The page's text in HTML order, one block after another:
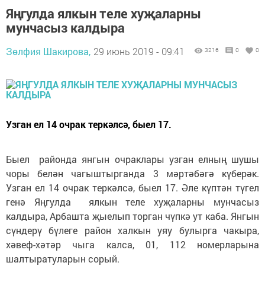
Яңгулда ялкын теле хуҗаларны
мунчасыз калдыра
Зөлфия Шакирова, 29 июнь 2019 - 09:41 3216 0 0
Узган ел 14 очрак теркәлсә, быел 17.
Быел районда янгын очраклары узган елның шушы
чоры белән чагыштырганда 3 мәртәбәгә күберәк.
Узган ел 14 очрак теркәлсә, быел 17. Әле күптән түгел
генә Яңгулда ялкын теле хуҗаларны мунчасыз
калдыра, Арбашта җыелып торган чүпкә ут каба. Янгын
сүндерү бүлеге район халкын уяу булырга чакыра,
хәвеф-хәтәр чыга калса, 01, 112 номерларына
шалтыратуларын сорый.